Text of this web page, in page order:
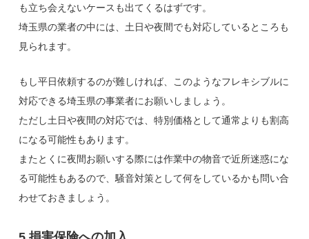
も立ち会えないケースも出てくるはずです。
埼玉県の業者の中には、土日や夜間でも対応しているところも
見られます。
もし平日依頼するのが難しければ、このようなフレキシブルに
対応できる埼玉県の事業者にお願いしましょう。
ただし土日や夜間の対応では、特別価格として通常よりも割高
になる可能性もあります。
またとくに夜間お願いする際には作業中の物音で近所迷惑にな
る可能性もあるので、騒音対策として何をしているかも問い合
わせておきましょう。